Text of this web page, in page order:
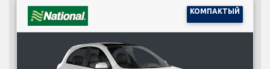
КОМПАКТЫЙ